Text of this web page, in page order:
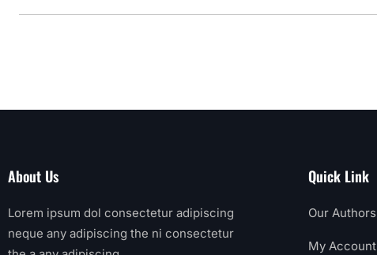
About Us
Lorem ipsum dol consectetur adipiscing
neque any adipiscing the ni consectetur
Quick Link
Our Authors
My Account